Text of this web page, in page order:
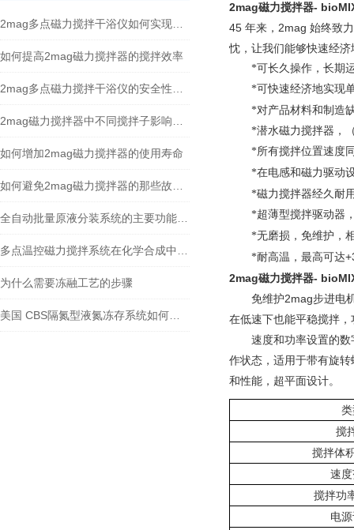
如何提高2mag磁力搅拌器的搅拌效率
如何增加2mag磁力搅拌器的使用寿命
为什么需要冻融工艺的步骤
2mag磁力搅拌器-
45 年来， 2mag 始终致
忱，让我们能够快速经
*可长久操作，长期
*可快速经济地实现
*对产品材料和制造
*潜水磁力搅拌器，
*所有搅拌位置速度
*在电感和磁力驱动
*磁力搅拌器经久耐
*超薄型搅拌驱动器
*无磨损，免维护，
*耐高温，最高可达
2mag磁力搅拌器-
免维护2mag步进电
在低速下也能平稳搅拌
速度和功率设置的
作状态，适用于带有旋
和性能，超平面设计。
搅
搅拌体
速
搅拌功
电